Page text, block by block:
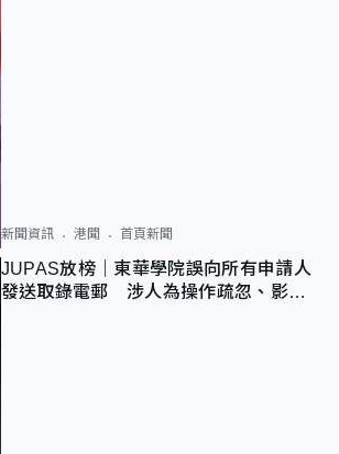
新聞資訊 港聞 首頁新聞
JUPAS放榜｜東華學院誤向所有申請人
發送取錄電郵 涉人為操作疏忽、影響